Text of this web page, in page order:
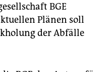
BGE
Plänen soll
der Abfälle